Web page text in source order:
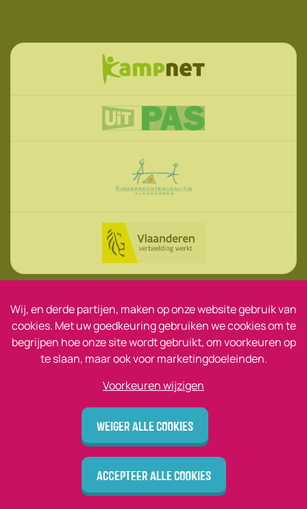
design by vector bross
© Jonge Helden 2026
Disclaimer
Wij, en derde partijen, maken op onze website gebruik van
cookies. Met uw goedkeuring gebruiken we cookies om te
begrijpen hoe onze site wordt gebruikt, om voorkeuren op
te slaan, maar ook voor marketingdoeleinden.
Voorkeuren wijzigen
Weiger alle cookies
Accepteer alle cookies